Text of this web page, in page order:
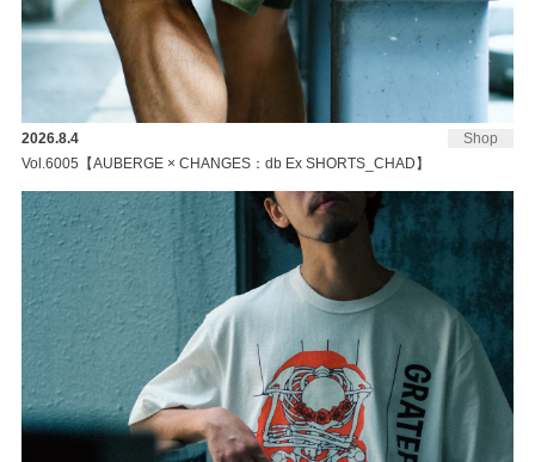
Shop
2026.8.4
Vol.6005【AUBERGE × CHANGES：db Ex SHORTS_CHAD】